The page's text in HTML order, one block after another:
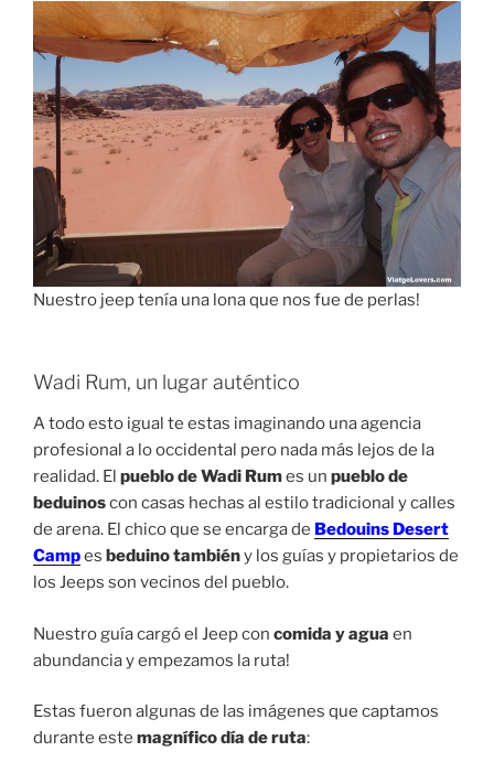
Nuestro jeep tenía una lona que nos fue de perlas!
Wadi Rum, un lugar auténtico
A todo esto igual te estas imaginando una agencia
profesional a lo occidental pero nada más lejos de la
realidad. El pueblo de Wadi Rumes un pueblo de
beduinoscon casas hechas al estilo tradicional y calles
de arena. El chico que se encarga de Bedouins Desert
Campes beduino tambiény los guías y propietarios de
los Jeeps son vecinos del pueblo.
Nuestro guía cargó el Jeep con comida y agua en
abundancia y empezamos la ruta!
Estas fueron algunas de las imágenes que captamos
durante este magnífico día de ruta: